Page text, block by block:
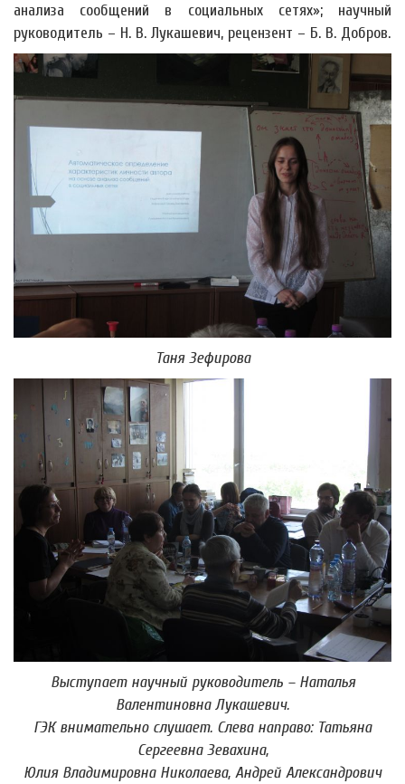
анализа сообщений в социальных сетях»; научный
руководитель – Н. В. Лукашевич, рецензент – Б. В. Добров.
Таня Зефирова
Выступает научный руководитель – Наталья
Валентиновна Лукашевич.
ГЭК внимательно слушает. Слева направо: Татьяна
Сергеевна Зевахина,
Юлия Владимировна Николаева, Андрей Александрович